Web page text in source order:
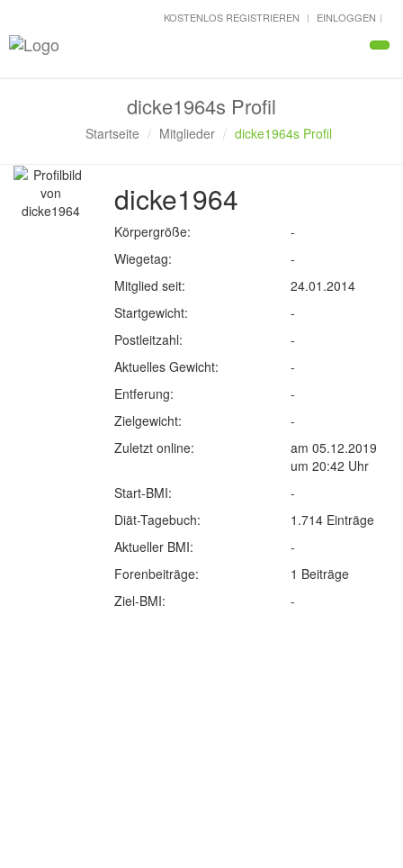
KOSTENLOS REGISTRIEREN EINLOGGEN
dicke1964s Profil
Startseite Mitglieder dicke1964s Profil
dicke1964
Körpergröße:
-
Wiegetag:
-
Mitglied seit:
24.01.2014
Startgewicht:
-
Postleitzahl:
-
Aktuelles Gewicht:
-
Entferung:
-
Zielgewicht:
-
Zuletzt online:
am 05.12.2019
um 20:42 Uhr
Start-BMI:
-
Diät-Tagebuch:
1.714 Einträge
Aktueller BMI:
-
Forenbeiträge:
1 Beiträge
Ziel-BMI:
-